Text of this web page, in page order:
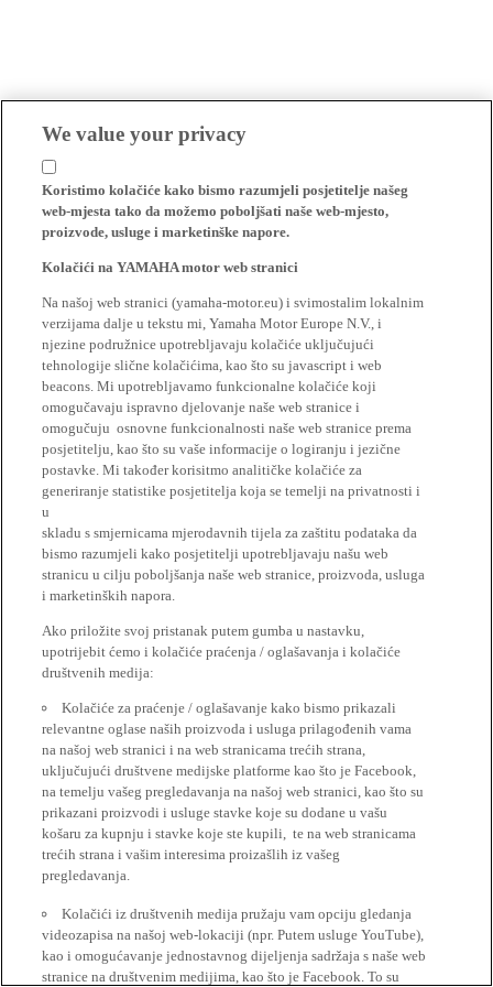
We value your privacy
Koristimo kolačiće kako bismo razumjeli posjetitelje našeg
web-mjesta tako da možemo poboljšati naše web-mjesto,
proizvode, usluge i marketinške napore.
Kolačići na YAMAHA motor web stranici
Na našoj web stranici (yamaha-motor.eu) i svimostalim lokalnim
verzijama dalje u tekstu mi, Yamaha Motor Europe N.V., i
njezine podružnice upotrebljavaju kolačiće uključujući
tehnologije slične kolačićima, kao što su javascript i web
beacons. Mi upotrebljavamo funkcionalne kolačiće koji
omogučavaju ispravno djelovanje naše web stranice i
omogučuju osnovne funkcionalnosti naše web stranice prema
posjetitelju, kao što su vaše informacije o logiranju i jezične
postavke. Mi također korisitmo analitičke kolačiće za
generiranje statistike posjetitelja koja se temelji na privatnosti i
u
skladu s smjernicama mjerodavnih tijela za zaštitu podataka da
bismo razumjeli kako posjetitelji upotrebljavaju našu web
stranicu u cilju poboljšanja naše web stranice, proizvoda, usluga
i marketinških napora.
Ako priložite svoj pristanak putem gumba u nastavku,
upotrijebit ćemo i kolačiće praćenja / oglašavanja i kolačiće
društvenih medija:
Kolačiće za praćenje / oglašavanje kako bismo prikazali
relevantne oglase naših proizvoda i usluga prilagođenih vama
na našoj web stranici i na web stranicama trećih strana,
uključujući društvene medijske platforme kao što je Facebook,
na temelju vašeg pregledavanja na našoj web stranici, kao što su
prikazani proizvodi i usluge stavke koje su dodane u vašu
košaru za kupnju i stavke koje ste kupili, te na web stranicama
trećih strana i vašim interesima proizašlih iz vašeg
pregledavanja.
Kolačići iz društvenih medija pružaju vam opciju gledanja
videozapisa na našoj web-lokaciji (npr. Putem usluge YouTube),
kao i omogućavanje jednostavnog dijeljenja sadržaja s naše web
stranice na društvenim medijima, kao što je Facebook. To su